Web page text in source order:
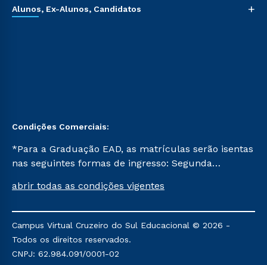
Alunos, Ex-Alunos, Candidatos +
Condições Comerciais:
*Para a Graduação EAD, as matrículas serão isentas
nas seguintes formas de ingresso: Segunda
Já para as demais, a taxa de matrícula será de R$
mencionadas são referentes aos cursos: Ensino
Religioso, Geografia para a Docência e Metodologia
do Ensino de História: Questões Atuais.
abrir todas as condições vigentes
Campus Virtual Cruzeiro do Sul Educacional © 2026 -
Todos os direitos reservados.
CNPJ: 62.984.091/0001-02